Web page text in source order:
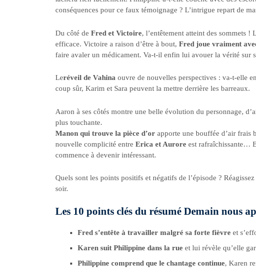
conséquences pour ce faux témoignage ? L’intrigue repart de
Du côté de Fred et Victoire, l’entêtement atteint des sommets
efficace. Victoire a raison d’être à bout, Fred joue vraiment
faire avaler un médicament. Va-t-il enfin lui avouer la vérité sur
Leréveil de Vahina ouvre de nouvelles perspectives : va-t-elle
coup sûr, Karim et Sara peuvent la mettre derrière les barreaux.
Aaron à ses côtés montre une belle évolution du personnage,
plus touchante.
Manon qui trouve la pièce d’or apporte une bouffée d’air frais
nouvelle complicité entre Erica et Aurore est rafraîchissante…
commence à devenir intéressant.
Quels sont les points positifs et négatifs de l’épisode ?
soir.
Les 10 points clés du résumé Demain nous
Fred s’entête à travailler malgré sa forte fièvre et
Karen suit Philippine dans la rue et lui révèle qu’elle
Philippine comprend que le chantage continue, Karen